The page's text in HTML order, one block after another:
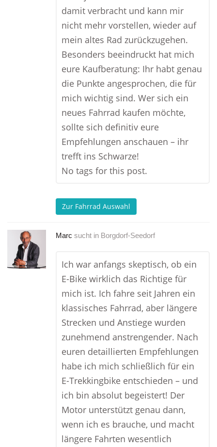
damit verbracht und kann mir
nicht mehr vorstellen, wieder auf
mein altes Rad zurückzugehen.
Besonders beeindruckt hat mich
eure Kaufberatung: Ihr habt genau
die Punkte angesprochen, die für
mich wichtig sind. Wer sich ein
neues Fahrrad kaufen möchte,
sollte sich definitiv eure
Empfehlungen anschauen – ihr
trefft ins Schwarze!
No tags for this post.
Zur Fahrrad Auswahl
Marc sucht in Borgdorf-Seedorf
Ich war anfangs skeptisch, ob ein
E-Bike wirklich das Richtige für
mich ist. Ich fahre seit Jahren ein
klassisches Fahrrad, aber längere
Strecken und Anstiege wurden
zunehmend anstrengender. Nach
euren detaillierten Empfehlungen
habe ich mich schließlich für ein
E-Trekkingbike entschieden – und
ich bin absolut begeistert! Der
Motor unterstützt genau dann,
wenn ich es brauche, und macht
längere Fahrten wesentlich